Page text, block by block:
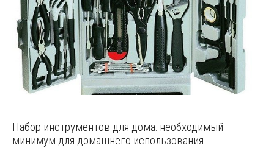
Набор инструментов для дома: необходимый
минимум для домашнего использования